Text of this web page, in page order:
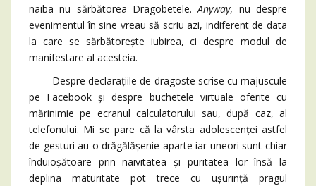
naiba nu sărbătorea Dragobetele.Anyway, nu despre
evenimentul în sine vreau să scriu azi, indiferent de data
la care se sărbătorește iubirea, ci despre modul de
manifestare al acesteia.
Despre declarațiile de dragoste scrise cu majuscule
pe Facebook și despre buchetele virtuale oferite cu
mărinimie pe ecranul calculatorului sau, după caz, al
telefonului. Mi se pare că la vârsta adolescenței astfel
de gesturi au o drăgălășenie aparte iar uneori sunt chiar
înduioșătoare prin naivitatea și puritatea lor însă la
deplina maturitate pot trece cu ușurință pragul